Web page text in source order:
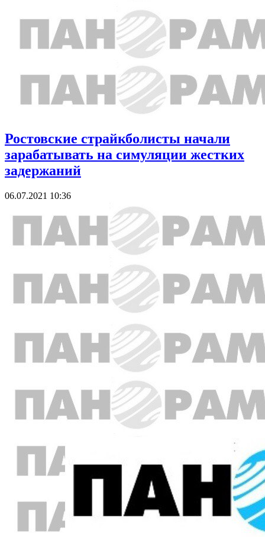
Ростовские страйкболисты начали
зарабатывать на симуляции жестких
задержаний
06.07.2021 10:36